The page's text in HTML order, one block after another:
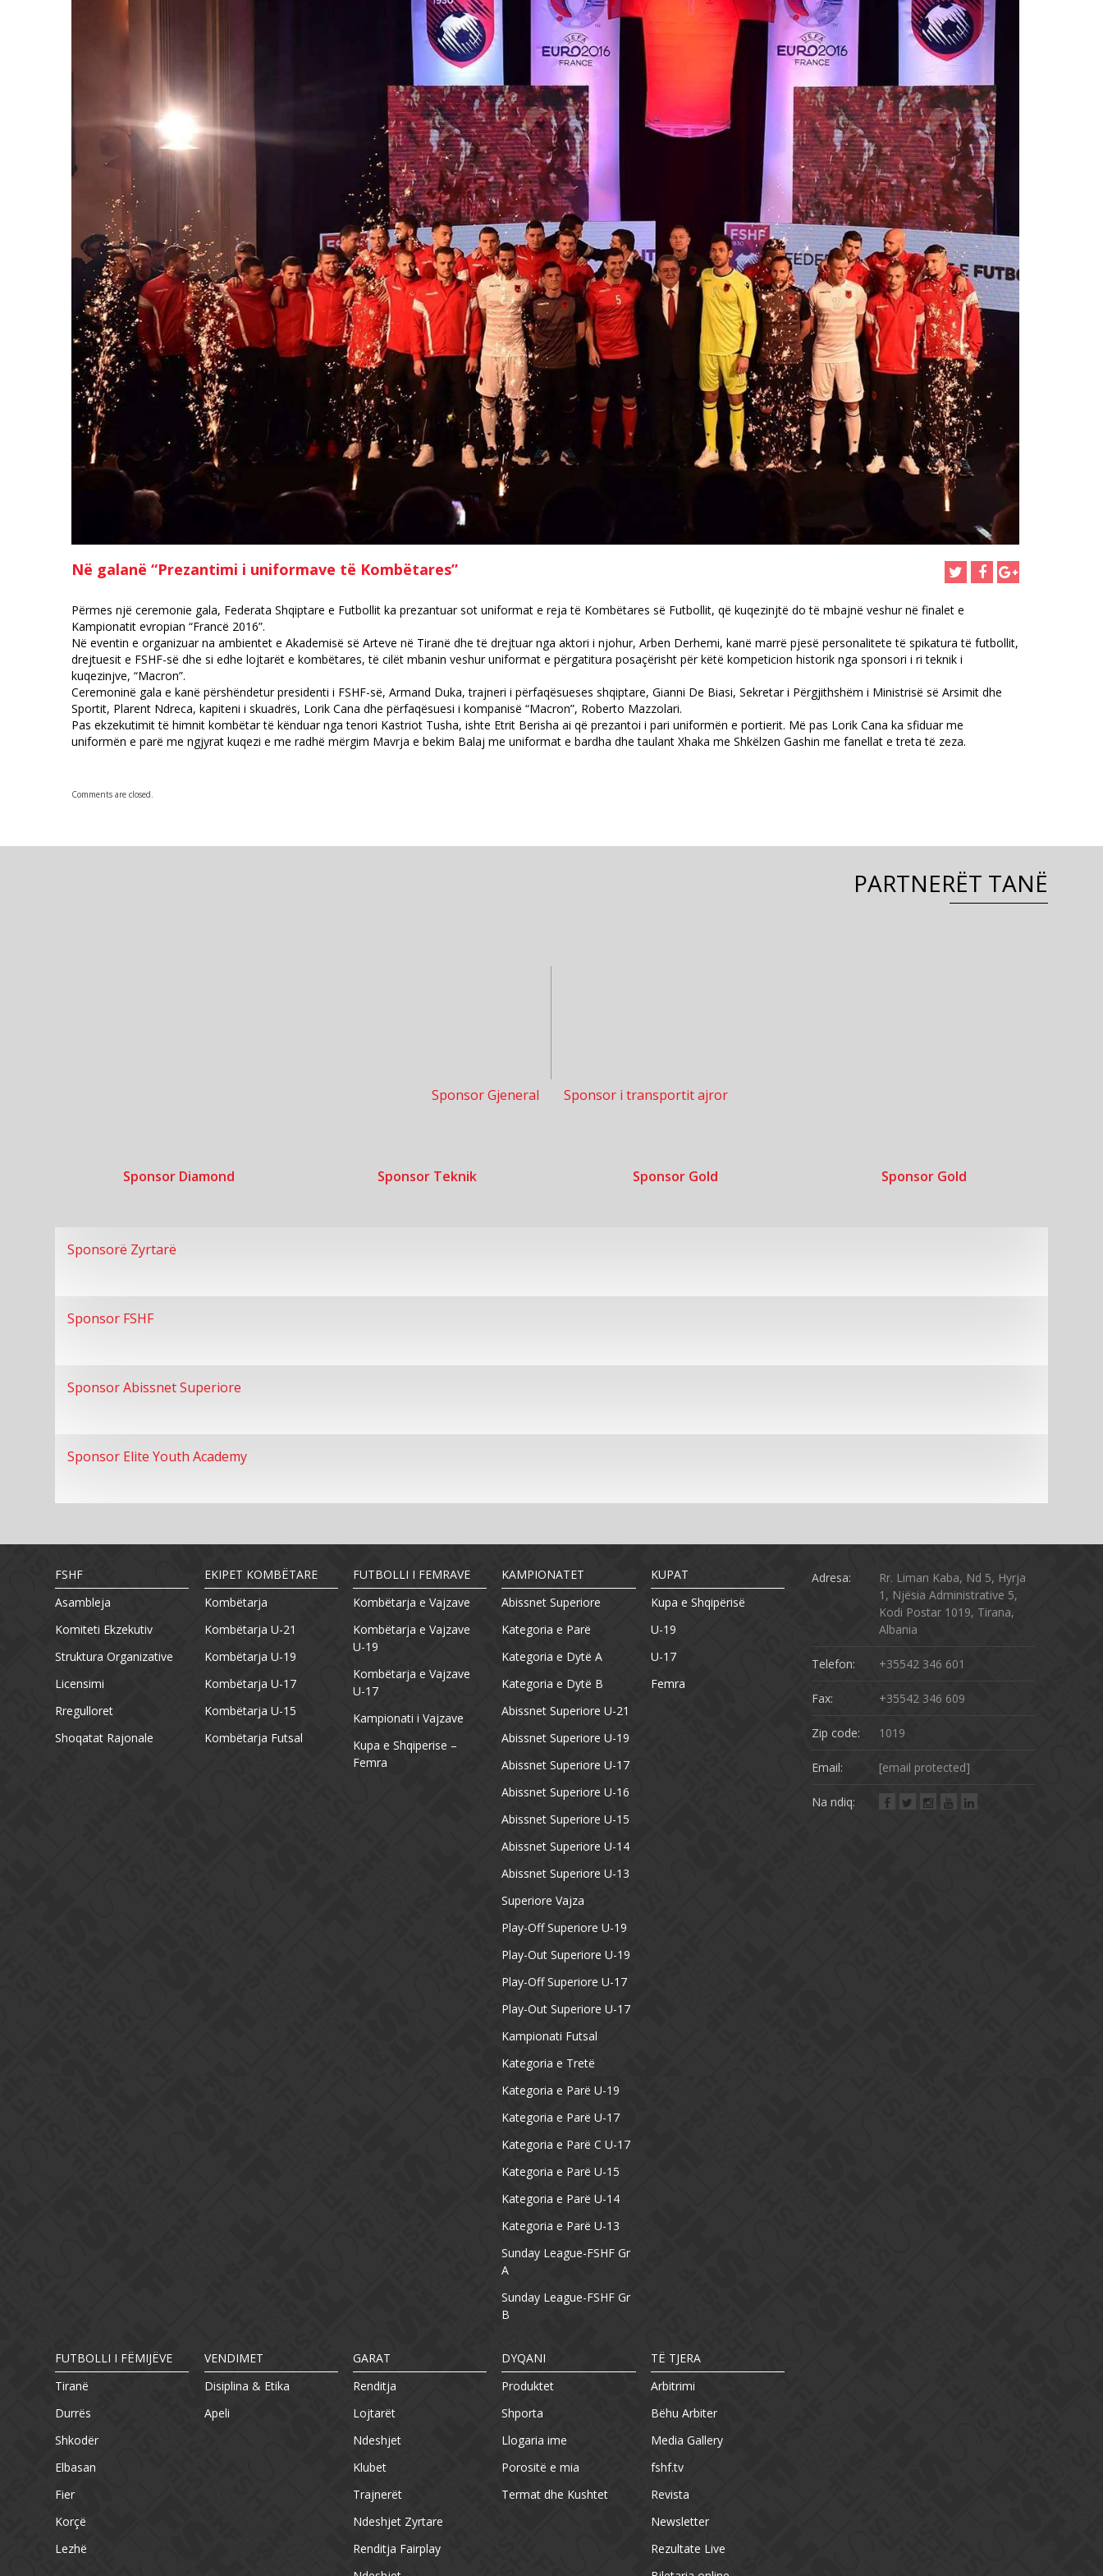
Në galanë “Prezantimi i uniformave të Kombëtares”
Përmes një ceremonie gala, Federata Shqiptare e Futbollit ka prezantuar sot uniformat e reja të Kombëtares së Futbollit, që kuqezinjtë do të mbajnë veshur në finalet e
Kampionatit evropian “Francë 2016”.
Në eventin e organizuar na ambientet e Akademisë së Arteve në Tiranë dhe të drejtuar nga aktori i njohur, Arben Derhemi, kanë marrë pjesë personalitete të spikatura të futbollit,
drejtuesit e FSHF-së dhe si edhe lojtarët e kombëtares, të cilët mbanin veshur uniformat e përgatitura posaçërisht për këtë kompeticion historik nga sponsori i ri teknik i
kuqezinjve, “Macron”.
Ceremoninë gala e kanë përshëndetur presidenti i FSHF-së, Armand Duka, trajneri i përfaqësueses shqiptare, Gianni De Biasi, Sekretar i Përgjithshëm i Ministrisë së Arsimit dhe
Sportit, Plarent Ndreca, kapiteni i skuadrës, Lorik Cana dhe përfaqësuesi i kompanisë “Macron”, Roberto Mazzolari.
Pas ekzekutimit të himnit kombëtar të kënduar nga tenori Kastriot Tusha, ishte Etrit Berisha ai që prezantoi i pari uniformën e portierit. Më pas Lorik Cana ka sfiduar me
uniformën e parë me ngjyrat kuqezi e me radhë mërgim Mavrja e bekim Balaj me uniformat e bardha dhe taulant Xhaka me Shkëlzen Gashin me fanellat e treta të zeza.
Comments are closed.
PARTNERËT TANË
Sponsor Gjeneral Sponsor i transportit ajror
Sponsor Diamond Sponsor Teknik Sponsor Gold Sponsor Gold
Sponsorë Zyrtarë
Sponsor FSHF
Sponsor Abissnet Superiore
Sponsor Elite Youth Academy
FSHF
Asambleja
Komiteti Ekzekutiv
Struktura Organizative
Licensimi
Rregulloret
Shoqatat Rajonale
EKIPET KOMBËTARE
Kombëtarja
Kombëtarja U-21
Kombëtarja U-19
Kombëtarja U-17
Kombëtarja U-15
Kombëtarja Futsal
FUTBOLLI I FEMRAVE
Kombëtarja e Vajzave
Kombëtarja e Vajzave
U-19
Kombëtarja e Vajzave
U-17
Kampionati i Vajzave
Kupa e Shqiperise –
Femra
KAMPIONATET
Abissnet Superiore
Kategoria e Parë
Kategoria e Dytë A
Kategoria e Dytë B
Abissnet Superiore U-21
Abissnet Superiore U-19
Abissnet Superiore U-17
Abissnet Superiore U-16
Abissnet Superiore U-15
Abissnet Superiore U-14
Abissnet Superiore U-13
Superiore Vajza
Play-Off Superiore U-19
Play-Out Superiore U-19
Play-Off Superiore U-17
Play-Out Superiore U-17
Kampionati Futsal
Kategoria e Tretë
Kategoria e Parë U-19
Kategoria e Parë U-17
Kategoria e Parë C U-17
Kategoria e Parë U-15
Kategoria e Parë U-14
Kategoria e Parë U-13
Sunday League-FSHF Gr
A
Sunday League-FSHF Gr
B
KUPAT
Kupa e Shqipërisë
U-19
U-17
Femra
FUTBOLLI I FËMIJËVE
Tiranë
Durrës
Shkodër
Elbasan
Fier
Korçë
Lezhë
VENDIMET
Disiplina & Etika
Apeli
GARAT
Renditja
Lojtarët
Ndeshjet
Klubet
Trajnerët
Ndeshjet Zyrtare
Renditja Fairplay
DYQANI
Produktet
Shporta
Llogaria ime
Porositë e mia
Termat dhe Kushtet
TË TJERA
Arbitrimi
Bëhu Arbiter
Media Gallery
fshf.tv
Revista
Newsletter
Rezultate Live
Adresa:
Rr. Liman Kaba, Nd 5, Hyrja
1, Njësia Administrative 5,
Kodi Postar 1019, Tirana,
Albania
Telefon: +35542 346 601
Fax: +35542 346 609
Zip code: 1019
Email: [email protected]
Na ndiq: